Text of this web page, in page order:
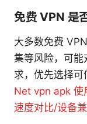
免费 VPN 是
大多数免费
集等风险，可能
求，优先选择可
Net vpn apk 使
速度对比/设备